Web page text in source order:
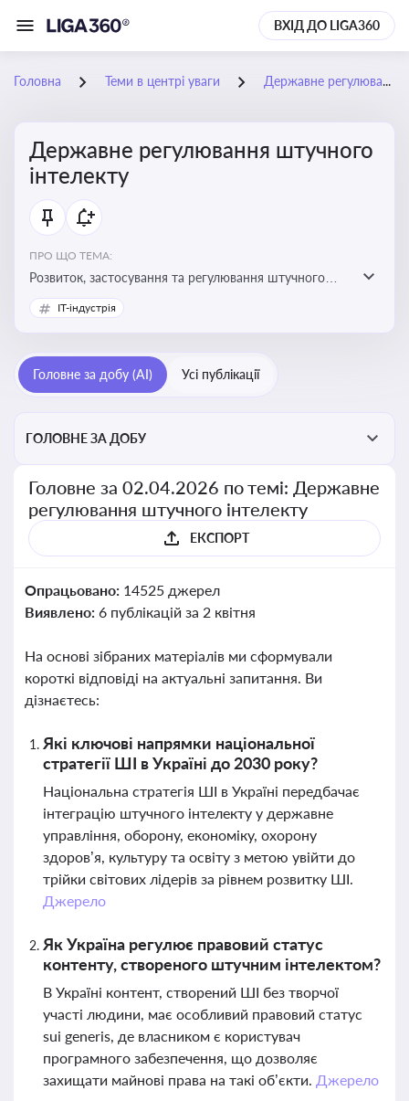
ВХІД ДО LIGA360
Головна Теми в центрі уваги Державне регулювання штучного інтелекту
Державне регулювання штучного
інтелекту
ПРО ЩО ТЕМА:
Розвиток, застосування та регулювання штучного
інтелекту в різних сферах — від управління бізнесом
до державного сектора
IT-індустрія
Головне за добу (AI) Усі публікації
ГОЛОВНЕ ЗА ДОБУ
Головне за 02.04.2026 по темі: Державне
регулювання штучного інтелекту
ЕКСПОРТ
Опрацьовано: 14525 джерел
Виявлено: 6 публікацій за 2 квітня
На основі зібраних матеріалів ми сформували
короткі відповіді на актуальні запитання. Ви
дізнаєтесь:
Які ключові напрямки національної
стратегії ШІ в Україні до 2030 року?
Національна стратегія ШІ в Україні передбачає
інтеграцію штучного інтелекту у державне
управління, оборону, економіку, охорону
здоров’я, культуру та освіту з метою увійти до
трійки світових лідерів за рівнем розвитку ШІ.
Джерело
Як Україна регулює правовий статус
контенту, створеного штучним інтелектом?
В Україні контент, створений ШІ без творчої
участі людини, має особливий правовий статус
sui generis, де власником є користувач
програмного забезпечення, що дозволяє
захищати майнові права на такі об’єкти. Джерело